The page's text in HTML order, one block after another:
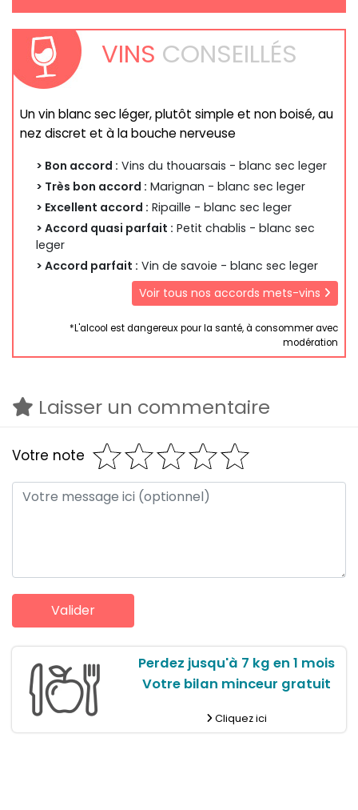
VINS CONSEILLÉS
Un vin blanc sec léger, plutôt simple et non boisé, au
nez discret et à la bouche nerveuse
> Bon accord : Vins du thouarsais - blanc sec leger
> Très bon accord : Marignan - blanc sec leger
> Excellent accord : Ripaille - blanc sec leger
> Accord quasi parfait : Petit chablis - blanc sec
leger
> Accord parfait : Vin de savoie - blanc sec leger
Voir tous nos accords mets-vins
*L'alcool est dangereux pour la santé, à consommer avec
modération
Laisser un commentaire
Votre note
Perdez jusqu'à 7 kg en 1 mois
Votre bilan minceur gratuit
Cliquez ici